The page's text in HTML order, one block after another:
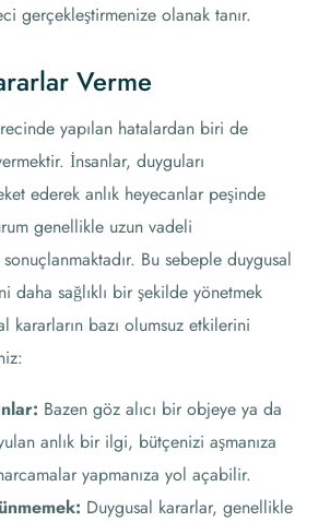
gerçekleştirmenize olanak tanır.
Verme
yapılan hatalardan biri de
İnsanlar, duyguları
ederek anlık heyecanlar peşinde
genellikle uzun vadeli
Bu sebeple duygusal
daha sağlıklı bir şekilde yönetmek
kararların bazı olumsuz etkilerini
Bazen göz alıcı bir objeye ya da
anlık bir ilgi, bütçenizi aşmanıza
yapmanıza yol açabilir.
Duygusal kararlar, genellikle